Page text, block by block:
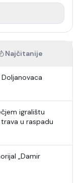
Najčitanije
igralištu
u raspadu
„Damir